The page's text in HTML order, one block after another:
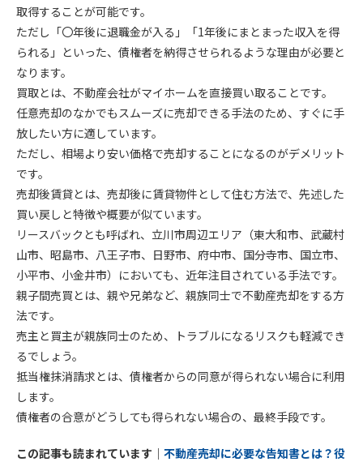
取得することが可能です。
ただし「〇年後に退職金が入る」「1年後にまとまった収入を得
られる」といった、債権者を納得させられるような理由が必要と
なります。
買取とは、不動産会社がマイホームを直接買い取ることです。
任意売却のなかでもスムーズに売却できる手法のため、すぐに手
放したい方に適しています。
ただし、相場より安い価格で売却することになるのがデメリット
です。
売却後賃貸とは、売却後に賃貸物件として住む方法で、先述した
買い戻しと特徴や概要が似ています。
リースバックとも呼ばれ、立川市周辺エリア（東大和市、武蔵村
山市、昭島市、八王子市、日野市、府中市、国分寺市、国立市、
小平市、小金井市）においても、近年注目されている手法です。
親子間売買とは、親や兄弟など、親族同士で不動産売却をする方
法です。
売主と買主が親族同士のため、トラブルになるリスクも軽減でき
るでしょう。
抵当権抹消請求とは、債権者からの同意が得られない場合に利用
します。
債権者の合意がどうしても得られない場合の、最終手段です。
この記事も読まれています｜ 不動産売却に必要な告知書とは？役